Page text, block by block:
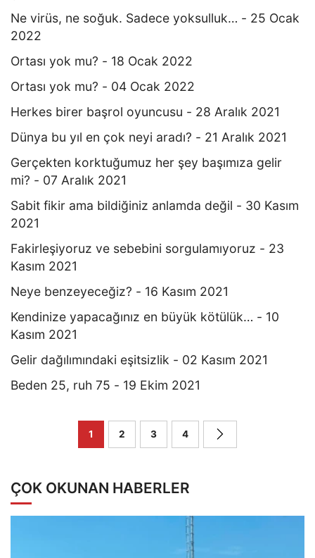
Ne virüs, ne soğuk. Sadece yoksulluk… - 25 Ocak
2022
Ortası yok mu? - 18 Ocak 2022
Ortası yok mu? - 04 Ocak 2022
Herkes birer başrol oyuncusu - 28 Aralık 2021
Dünya bu yıl en çok neyi aradı? - 21 Aralık 2021
Gerçekten korktuğumuz her şey başımıza gelir
mi? - 07 Aralık 2021
Sabit fikir ama bildiğiniz anlamda değil - 30 Kasım
2021
Fakirleşiyoruz ve sebebini sorgulamıyoruz - 23
Kasım 2021
Neye benzeyeceğiz? - 16 Kasım 2021
Kendinize yapacağınız en büyük kötülük… - 10
Kasım 2021
Gelir dağılımındaki eşitsizlik - 02 Kasım 2021
Beden 25, ruh 75 - 19 Ekim 2021
1 2 3 4
ÇOK OKUNAN HABERLER